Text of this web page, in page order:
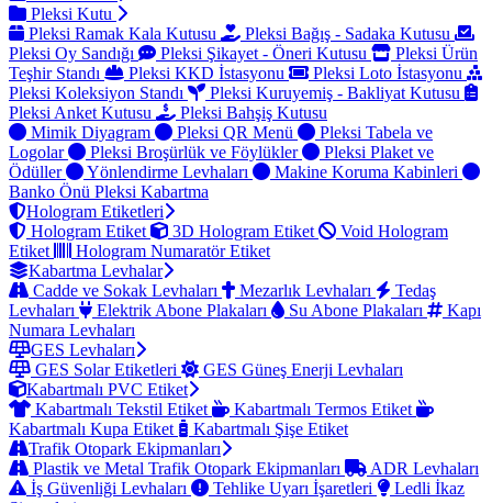
Pleksi Kutu
Pleksi Ramak Kala Kutusu
Pleksi Bağış - Sadaka Kutusu
Pleksi Oy Sandığı
Pleksi Şikayet - Öneri Kutusu
Pleksi Ürün
Teşhir Standı
Pleksi KKD İstasyonu
Pleksi Loto İstasyonu
Pleksi Koleksiyon Standı
Pleksi Kuruyemiş - Bakliyat Kutusu
Pleksi Anket Kutusu
Pleksi Bahşiş Kutusu
Mimik Diyagram
Pleksi QR Menü
Pleksi Tabela ve
Logolar
Pleksi Broşürlük ve Föylükler
Pleksi Plaket ve
Ödüller
Yönlendirme Levhaları
Makine Koruma Kabinleri
Banko Önü Pleksi Kabartma
Hologram Etiketleri
Hologram Etiket
3D Hologram Etiket
Void Hologram
Etiket
Hologram Numaratör Etiket
Kabartma Levhalar
Cadde ve Sokak Levhaları
Mezarlık Levhaları
Tedaş
Levhaları
Elektrik Abone Plakaları Su Abone Plakaları
Kapı
Numara Levhaları
GES Levhaları
GES Solar Etiketleri
GES Güneş Enerji Levhaları
Kabartmalı PVC Etiket
Kabartmalı Tekstil Etiket
Kabartmalı Termos Etiket
Kabartmalı Kupa Etiket
Kabartmalı Şişe Etiket
Trafik Otopark Ekipmanları
Plastik ve Metal Trafik Otopark Ekipmanları
ADR Levhaları
İş Güvenliği Levhaları
Tehlike Uyarı İşaretleri
Ledli İkaz